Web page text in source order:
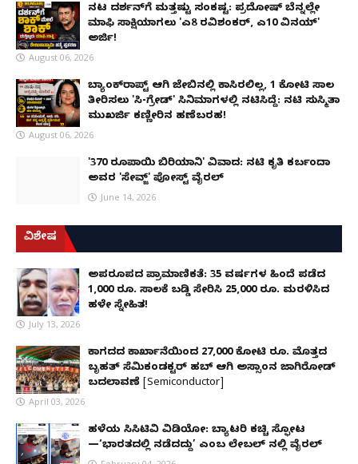
ನಟ ದರ್ಶನ್‌ಗೆ ಮತ್ತಷ್ಟು ಸಂಕಷ್ಟ: ಪ್ರದೋಷ್ ಬೆನ್ನಲ್ಲೇ
ಮಾಫಿ ಸಾಕ್ಷಿಯಾಗಲು 'ಎ8 ರವಿಶಂಕರ್, ಎ10 ವಿನಯ್'
ಅರ್ಜಿ!
August 06, 2026
ಬ್ಯಾಂಕ್‌ರಾಪ್ಟ್‌ ಆಗಿ ಜೇಬಿನಲ್ಲಿ ಕಾಸಿರಲಿಲ್ಲ, ₹1 ಕೋಟಿ ಸಾಲ
ತೀರಿಸಲು 'ಸಿ-ಗ್ರೇಡ್' ಸಿನಿಮಾಗಳಲ್ಲಿ ನಟಿಸಿದ್ದೆ: ನಟಿ ಸುಸ್ಮಿತಾ
ಮುಖರ್ಜಿ ಕಣ್ಣೀರಿನ ಹಣೆಬರಹ!
August 06, 2026
'370 ರೂಪಾಯಿ ಬಿರಿಯಾನಿ' ವಿವಾದ: ನಟಿ ಕೃತಿ ಕರ್ಬಂದಾ
ಅವರ 'ಸೇವ್ಜ್' ಪೋಸ್ಟ್ ವೈರಲ್
June 14, 2026
ವಿಶೇಷ
ಅಪರೂಪದ ಪ್ರಾಮಾಣಿಕತೆ: 35 ವರ್ಷಗಳ ಹಿಂದೆ ಪಡೆದ
1,000 ರೂ. ಸಾಲಕ್ಕೆ ಬಡ್ಡಿ ಸೇರಿಸಿ 25,000 ರೂ. ಮರಳಿಸಿದ
ಹಳೇ ಸ್ನೇಹಿತ!
July 13, 2026
ಕಾಗದದ ಕಾರ್ಖಾನೆಯಿಂದ 27,000 ಕೋಟಿ ರೂ. ಮೊತ್ತದ
ಬೃಹತ್ ಸೆಮಿಕಂಡಕ್ಟರ್ ಹಬ್ ಆಗಿ ಅಸ್ಸಾಂನ ಜಾಗಿರೋಡ್
ಬದಲಾವಣೆ [Semiconductor]
April 03, 2026
ಹಳೆಯ ಸಿಸಿಟಿವಿ ವಿಡಿಯೋ: ಬ್ಯಾಟರಿ ಕಚ್ಚಿ ಸ್ಫೋಟ
—‘ಭಾರತದಲ್ಲಿ ನಡೆದದ್ದು’ ಎಂಬ ಲೇಬಲ್ ನಲ್ಲಿ ವೈರಲ್